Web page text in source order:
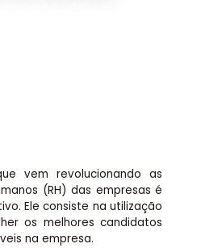
vem revolucionando as
(RH) das empresas é
Ele consiste na utilização
os melhores candidatos
na empresa.